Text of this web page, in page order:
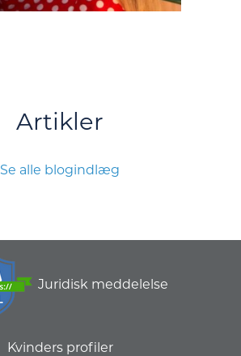
Artikler
Se alle blogindlæg
Juridisk meddelelse
Kvinders profiler